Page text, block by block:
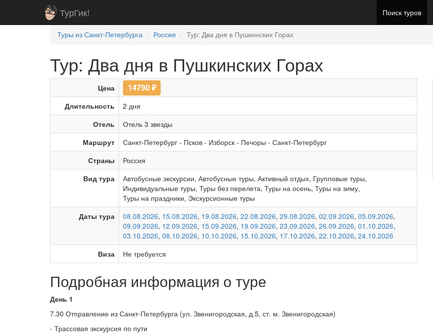
ТурГик! Поиск туров
Туры из Санкт-Петербурга Россия Тур: Два дня в Пушкинских Горах
Тур: Два дня в Пушкинских Горах
Цена 14790₽
Длительность
2 дня
Отель
Отель 3 звезды
Маршрут
Санкт-Петербург - Псков - Изборск - Печоры - Санкт-Петербург
Страны
Россия
Вид тура
Автобусные экскурсии, Автобусные туры, Активный отдых, Групповые туры,
Индивидуальные туры, Туры без перелета, Туры на осень, Туры на зиму,
Туры на праздники, Экскурсионные туры
Даты тура
08.08.2026, 15.08.2026, 19.08.2026, 22.08.2026, 29.08.2026, 02.09.2026, 05.09.2026,
09.09.2026, 12.09.2026, 15.09.2026, 19.09.2026, 23.09.2026, 26.09.2026, 01.10.2026,
03.10.2026, 08.10.2026, 10.10.2026, 15.10.2026, 17.10.2026, 22.10.2026, 24.10.2026
Виза
Не требуется
Подробная информация о туре
День 1
7.30 Отправление из Санкт-Петербурга (ул. Звенигородская, д.5, ст. м. Звенигородская)
- Трассовая экскурсия по пути